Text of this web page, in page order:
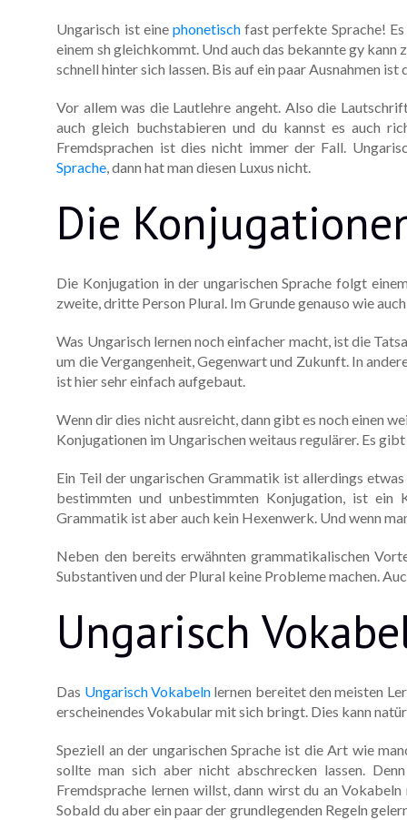
Ungarisch ist einephonetisch fast perfekte Sprache!
einem sh gleichkommt. Und auch das bekannte gy
schnell hinter sich lassen. Bis auf ein paar Ausnahmen
Vor allem was die Lautlehre angeht. Also die
auch gleich buchstabieren und du kannst es auch
Fremdsprachen ist dies nicht immer der Fall.
Sprache, dann hat man diesen Luxus nicht.
Die
Die Konjugation in der ungarischen Sprache folgt
zweite, dritte Person Plural. Im Grunde genauso wie
Was Ungarisch lernen noch einfacher macht, ist die
um die Vergangenheit, Gegenwart und Zukunft. In
ist hier sehr einfach aufgebaut.
Wenn dir dies nicht ausreicht, dann gibt es noch einen
Konjugationen im Ungarischen weitaus regulärer. Es
Ein Teil der ungarischen Grammatik ist allerdings
bestimmten und unbestimmten Konjugation, ist ein
Grammatik ist aber auch kein Hexenwerk. Und wenn
Neben den bereits erwähnten grammatikalischen
Substantiven und der Plural keine Probleme machen.
Ungarisch
Das Ungarisch Vokabeln lernen bereitet den meisten
erscheinendes Vokabular mit sich bringt. Dies kann
Speziell an der ungarischen Sprache ist die Art wie
sollte man sich aber nicht abschrecken lassen.
Fremdsprache lernen willst, dann wirst du an
Sobald du aber ein paar der grundlegenden Regeln